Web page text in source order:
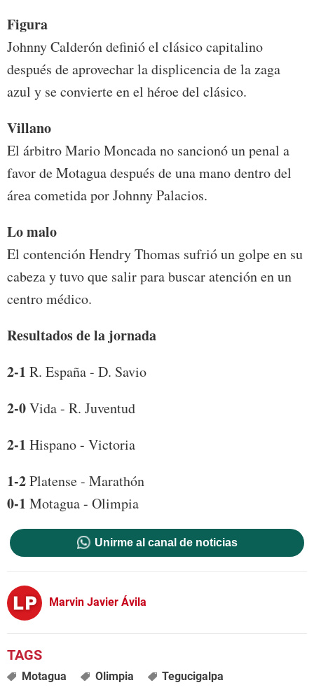
Figura
Johnny Calderón definió el clásico capitalino
después de aprovechar la displicencia de la zaga
azul y se convierte en el héroe del clásico.
Villano
El árbitro Mario Moncada no sancionó un penal a
favor de Motagua después de una mano dentro del
área cometida por Johnny Palacios.
Lo malo
El contención Hendry Thomas sufrió un golpe en su
cabeza y tuvo que salir para buscar atención en un
centro médico.
Resultados de la jornada
2-1 R. España - D. Savio
2-0Vida - R. Juventud
2-1 Hispano - Victoria
1-2Platense - Marathón
0-1 Motagua - Olimpia
Unirme al canal de noticias
Marvin Javier Ávila
Motagua Olimpia Tegucigalpa